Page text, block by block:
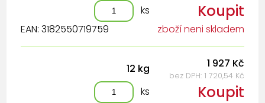
zboží neni skladem
EAN: 3182550719759
ks Koupit
12 kg 1 927 Kč
bez DPH: 1 720,54 Kč
ks Koupit